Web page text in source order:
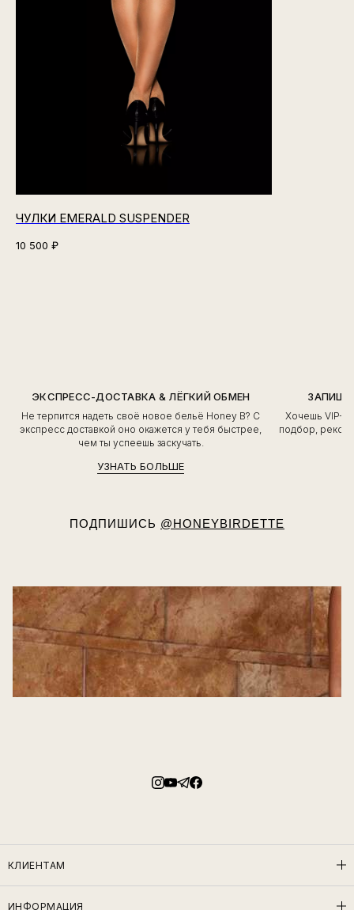
ЧУЛКИ EMERALD SUSPENDER
10 500 ₽
ЭКСПРЕСС-ДОСТАВКА & ЛЁГКИЙ ОБМЕН
Не терпится надеть своё новое бельё Honey B? С
экспресс доставкой оно окажется у тебя быстрее,
чем ты успеешь заскучать.
УЗНАТЬ БОЛЬШЕ
Хочешь VIP-
подбор,
ПОДПИШИСЬ @HONEYBIRDETTE
КЛИЕНТАМ
ИНФОРМАЦИЯ